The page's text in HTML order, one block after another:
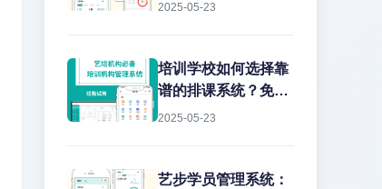
2025-05-23
培训学校如何选择靠
谱的排课系统？免费
版真的能用吗？
2025-05-23
艺步学员管理系统：